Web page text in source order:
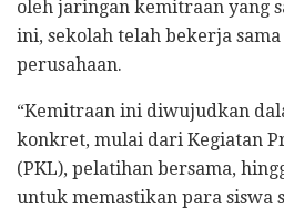
oleh jaringan kemitraan yang
ini, sekolah telah bekerja
perusahaan.
​“Kemitraan ini diwujudkan
konkret, mulai dari Kegiatan
(PKL), pelatihan bersama,
untuk memastikan para siswa